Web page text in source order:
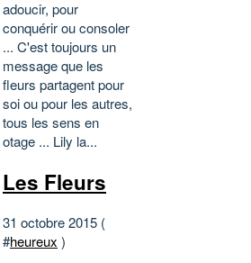
adoucir, pour
conquérir ou consoler
... C'est toujours un
message que les
fleurs partagent pour
soi ou pour les autres,
tous les sens en
otage ... Lily la...
Les Fleurs
31 octobre 2015 (
#heureux )